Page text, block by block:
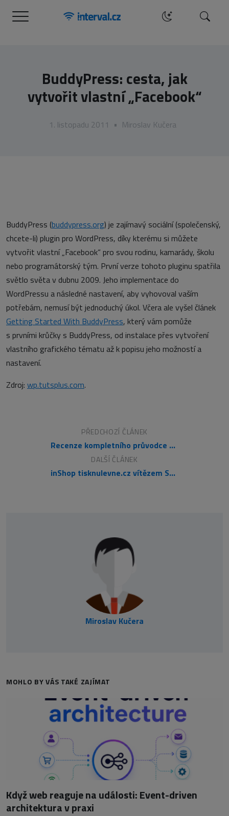
Menu Hledat
BuddyPress: cesta, jak
vytvořit vlastní „Facebook“
1. listopadu 2011 • Miroslav Kučera
BuddyPress (buddypress.org) je zajímavý sociální (společenský,
chcete-li) plugin pro WordPress, díky kterému si můžete
vytvořit vlastní „Facebook“ pro svou rodinu, kamarády, školu
nebo programátorský tým. První verze tohoto pluginu spatřila
světlo světa v dubnu 2009. Jeho implementace do
WordPressu a následné nastavení, aby vyhovoval vaším
potřebám, nemusí být jednoduchý úkol. Včera ale vyšel článek
Getting Started With BuddyPress, který vám pomůže
s prvními krůčky s BuddyPress, od instalace přes vytvoření
vlastního grafického tématu až k popisu jeho možností a
nastavení.
Zdroj: wp.tutsplus.com.
PŘEDCHOZÍ ČLÁNEK
Recenze kompletního průvodce HTML5 audiem a videem
DALŠÍ ČLÁNEK
inShop tisknulevne.cz vítězem ShopRoku již podruhé
Miroslav Kučera
MOHLO BY VÁS TAKÉ ZAJÍMAT
Když web reaguje na události: Event-driven
architektura v praxi